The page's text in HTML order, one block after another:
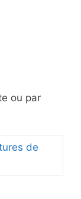
ou par
de